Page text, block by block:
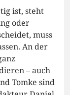
ist, steht
oder
muss
An der
– auch
Tomke sind